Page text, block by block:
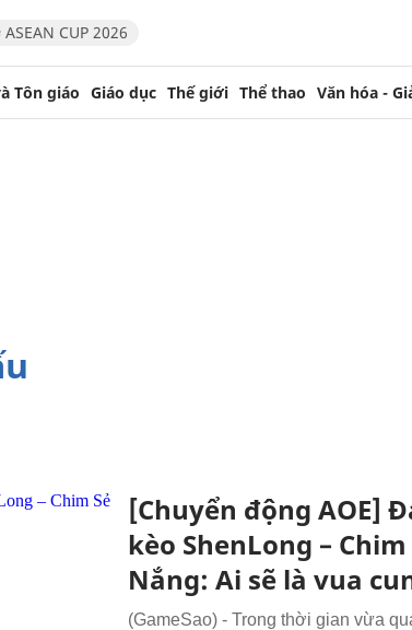
ASEAN CUP 2026
Tôn giáo Giáo dục Thế giới Thể thao Văn hóa -
[Chuyển động AOE]
kèo ShenLong –
Nắng: Ai sẽ là vua
(GameSao) - Trong thời gian vừa